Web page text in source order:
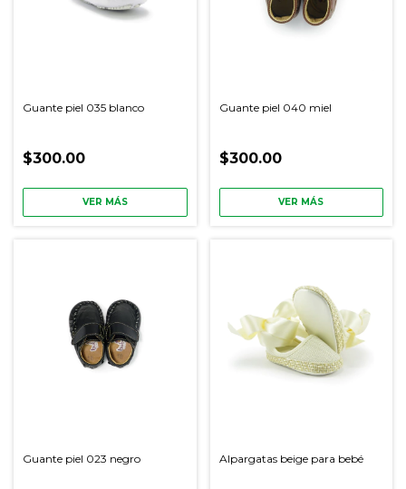
Guante piel 035 blanco
$300.00
VER MÁS
Guante piel 040 miel
$300.00
VER MÁS
Guante piel 023 negro Alpargatas beige para bebé